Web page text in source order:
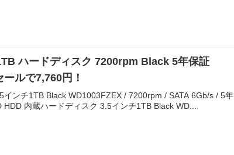
ハードディスク 7200rpm Black 5年保証
ルで7,760円！
インチ1TB Black WD1003FZEX / 7200rpm / SATA 6Gb/s / 5年
内蔵ハードディスク 3.5インチ1TB Black WD...